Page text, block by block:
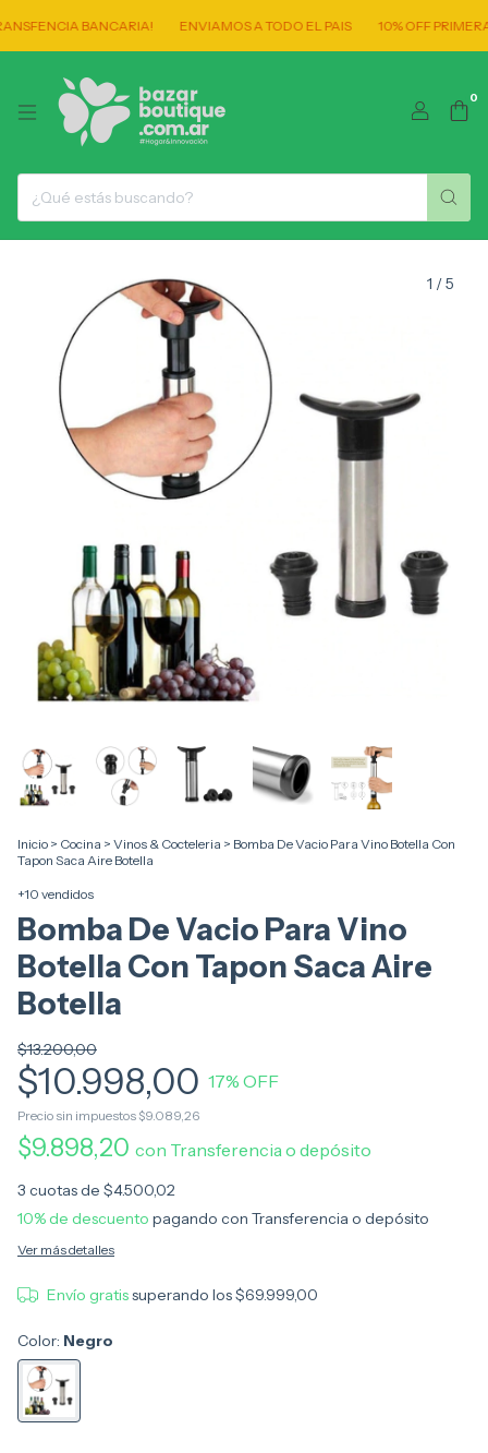
BANCARIA! ENVIAMOS A TODO EL PAIS 10% OFF PRIMERA
0
1 /5
Inicio > Cocina > Vinos & Cocteleria > Bomba De Vacio Para Vino Botella Con
Tapon Saca Aire Botella
+10 vendidos
Bomba De Vacio Para Vino
Botella Con Tapon Saca Aire
Botella
$13.200,00
$10.998,00 17% OFF
Precio sin impuestos $9.089,26
$9.898,20 con Transferencia o depósito
3 cuotas de $4.500,02
10% de descuento pagando con Transferencia o depósito
Ver más detalles
Envío gratissuperando los$69.999,00
Color: Negro